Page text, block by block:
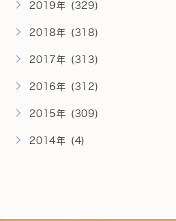
2019年 (329)
2018年 (318)
2017年 (313)
2016年 (312)
2015年 (309)
2014年 (4)